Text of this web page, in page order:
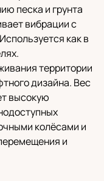
песка и грунта
вибрации с
как в
территории
дизайна. Вес
высокую
колёсами и
и